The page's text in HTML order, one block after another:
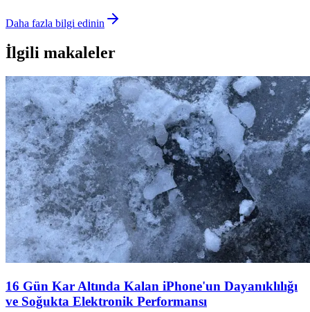
Daha fazla bilgi edinin
İlgili makaleler
16 Gün Kar Altında Kalan iPhone'un Dayanıklılığı
ve Soğukta Elektronik Performansı